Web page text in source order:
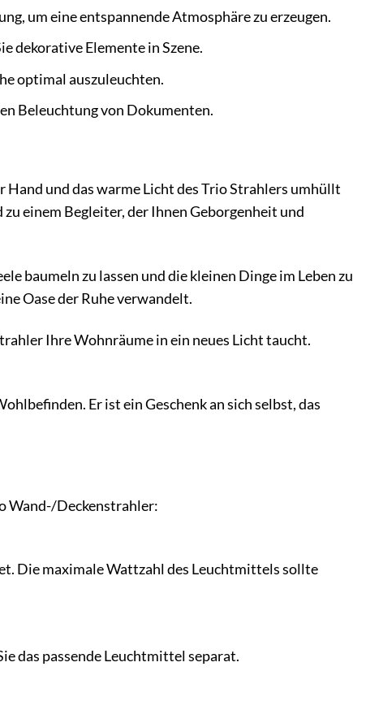
um eine entspannende Atmosphäre zu erzeugen.
dekorative Elemente in Szene.
optimal auszuleuchten.
Beleuchtung von Dokumenten.
Hand und das warme Licht des Trio Strahlers umhüllt
einem Begleiter, der Ihnen Geborgenheit und
baumeln zu lassen und die kleinen Dinge im Leben zu
Oase der Ruhe verwandelt.
Ihre Wohnräume in ein neues Licht taucht.
Er ist ein Geschenk an sich selbst, das
Wand-/Deckenstrahler:
Die maximale Wattzahl des Leuchtmittels sollte
das passende Leuchtmittel separat.